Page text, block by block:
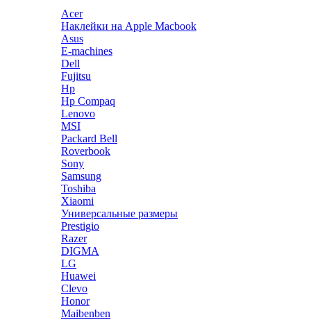
Acer
Наклейки на Apple Macbook
Asus
E-machines
Dell
Fujitsu
Hp
Hp Compaq
Lenovo
MSI
Packard Bell
Roverbook
Sony
Samsung
Toshiba
Xiaomi
Универсальные размеры
Prestigio
Razer
DIGMA
LG
Huawei
Clevo
Honor
Maibenben